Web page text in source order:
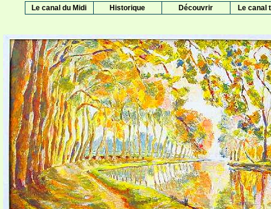
Le canal du Midi Historique Découvrir Le canal